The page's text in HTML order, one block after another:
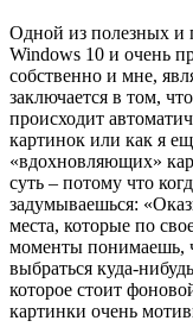
Одной из полезных и
Windows 10 и очень
собственно и мне,
заключается в том,
происходит
картинок или как я
«вдохновляющих»
суть – потому что
задумываешься:
места, которые по
моменты понимаешь,
выбраться куда-
которое стоит
картинки очень